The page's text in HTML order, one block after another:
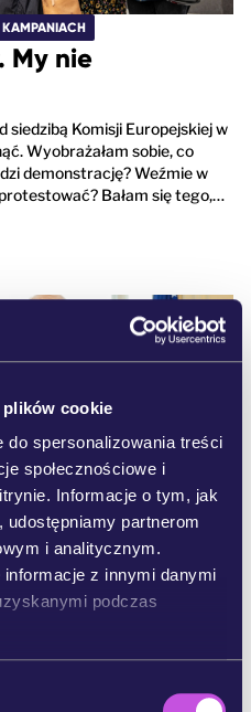
cookie
spersonalizowania treści
społecznościowe i
Informacje o tym, jak
partnerom
i analitycznym.
z innymi danymi
podczas
My nie
Komisji Europejskiej w
Wyobrażałam sobie, co
demonstrację? Weźmie w
Bałam się tego,…
wyniki – i
Unii Europejskiej